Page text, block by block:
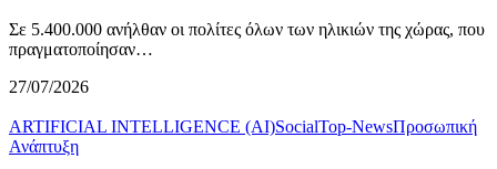
Σε 5.400.000 ανήλθαν οι πολίτες όλων των ηλικιών της χώρας, που
πραγματοποίησαν…
27/07/2026
ARTIFICIAL INTELLIGENCE (AI)SocialTop-NewsΠροσωπική
Ανάπτυξη